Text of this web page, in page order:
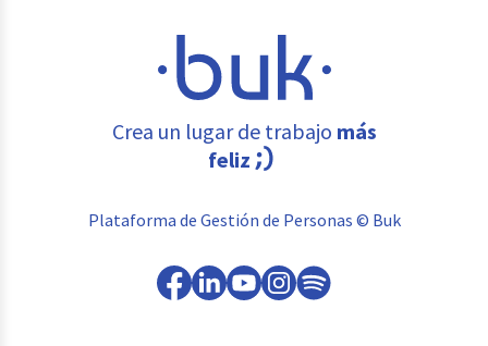
Crea un lugar de trabajo más
feliz
Plataforma de Gestión de Personas © Buk